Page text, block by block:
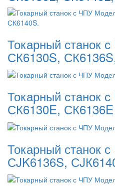
Токарный станок
СК6130S,
Токарный станок
СК6130E, СК6136E
Токарный станок
СJK6136S,